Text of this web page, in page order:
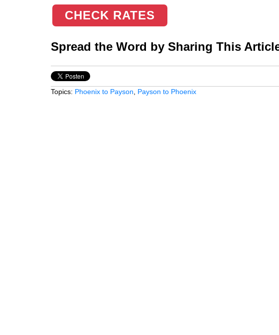
CHECK RATES
Spread the Word by Sharing This
Topics: Phoenix to Payson Payson to Phoenix